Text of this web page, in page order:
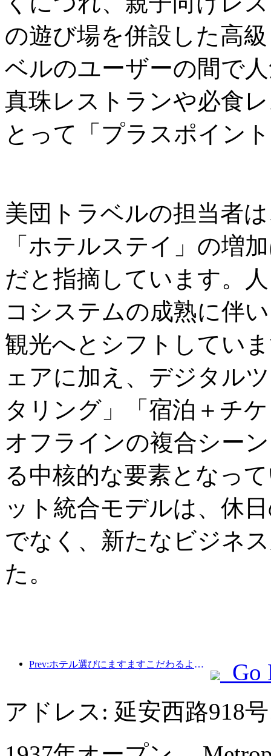
の遊び場を併設した高
ベルのユーザーの間で
真珠レストランや必食
とって「プラスポイン
美団トラベルの担当者
「ホテルステイ」の増
だと指摘しています。
コシステムの成熟に伴
観光へとシフトしてい
ェアに加え、デジタル
タリング」「宿泊＋チ
オフラインの複合シー
る中核的な要素となっ
ット統合モデルは、休
でなく、新たなビジネ
た。
Prev:ホテル選びにますますこだわるようになりましたか?中級・高級ブランドはどれも細部にこだわっている
Go
アドレス: 延安西路918